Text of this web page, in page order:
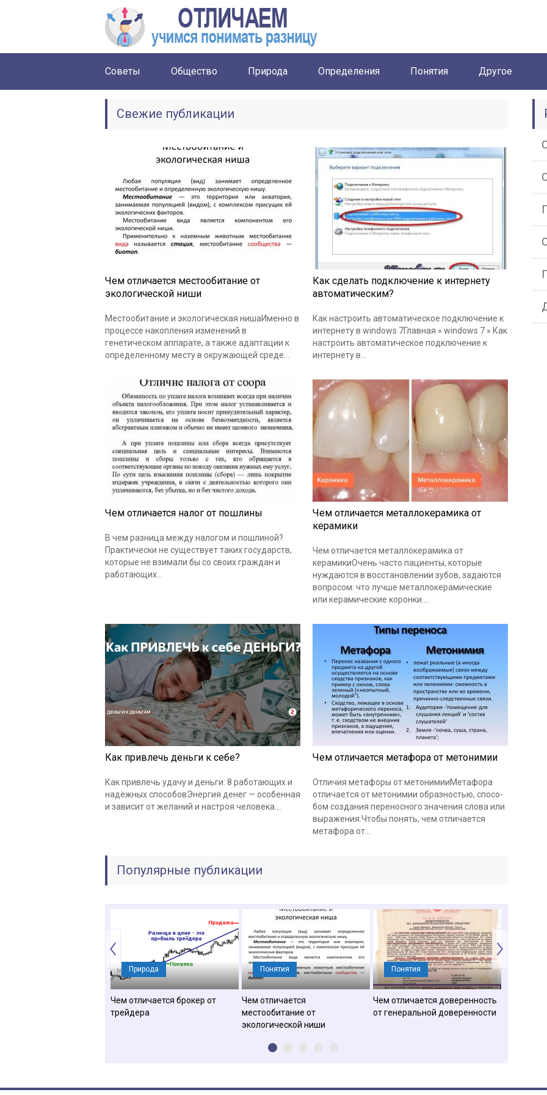
Советы Общество Природа Определения Понятия Другое
Свежие публикации
Чем отличается местообитание от
экологической ниши
Местообитание и экологическая нишаИменно в
процессе накопления изменений в
генетическом аппарате, а также адаптации к
определенному месту в окружающей среде…
Как сделать подключение к интернету
автоматическим?
Как настроить автоматическое подключение к
интернету в windows 7Главная » windows 7 » Как
настроить автоматическое подключение к
интернету в…
Чем отличается налог от пошлины
В чем разница между налогом и пошлиной?
Практически не существует таких государств,
которые не взимали бы со своих граждан и
работающих…
Чем отличается металлокерамика от
керамики
Чем отличается металлокерамика от
керамикиОчень часто пациенты, которые
нуждаются в восстановлении зубов, задаются
вопросом: что лучше металлокерамические
или керамические коронки....
Как привлечь деньги к себе?
Как привлечь удачу и деньги: 8 работающих и
надёжных способовЭнергия денег — особенная
и зависит от желаний и настроя человека....
Чем отличается метафора от метонимии
Отличия метафоры от метонимииМетафора
отли­ча­ет­ся от мето­ни­мии образ­но­стью, спо­со­
бом созда­ния пере­нос­но­го зна­че­ния сло­ва или
выра­же­ния.Чтобы понять, чем отли­ча­ет­ся
мета­фо­ра от…
Популярные публикации
Природа
Чем отличается брокер от
трейдера
Понятия
Чем отличается
местообитание от
экологической ниши
Понятия
Чем отличается доверенность
от генеральной доверенности